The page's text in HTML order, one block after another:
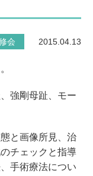
会 2015.04.13
強剛母趾、モー
と画像所見、治
チェックと指導
手術療法につい